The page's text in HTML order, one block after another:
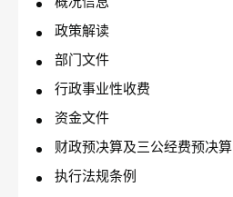
政策解读
部门文件
行政事业性收费
资金文件
财政预决算及三公经费预决算
执行法规条例